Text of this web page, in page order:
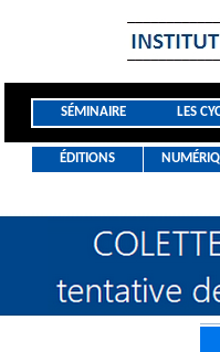
SÉMINAIRE
ÉDITIONS
LES